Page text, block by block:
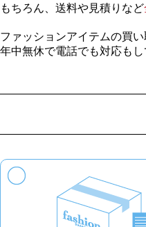
もちろん、送料や見積りなど
ファッションアイテムの買
年中無休で電話でも対応も